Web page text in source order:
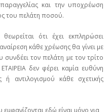
και την υποχρέωση
του πελάτη ποσού.
ότι έχει εκπληρώσει
κάθε χρέωσης θα γίνει με
τον πελάτη με τον τρίτο
δεν φέρει καμία ευθύνη
αντιλογισμού κάθε σχετικής
εδώ είναι μόνο για